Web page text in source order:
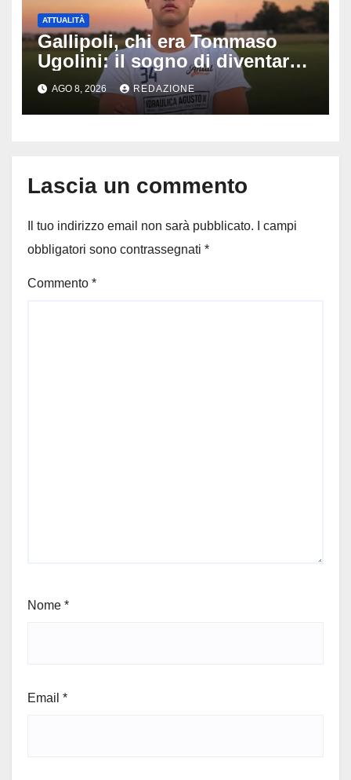
ATTUALITÀ
Gallipoli, chi era Tommaso
Ugolini: il sogno di diventare
medico e la fascia da
capitano, il dolore di Bologna
per il 19enne morto in mare
AGO 8, 2026 REDAZIONE
Lascia un commento
Il tuo indirizzo email non sarà pubblicato.
I campi
obbligatori sono contrassegnati *
Commento *
Nome *
Email *